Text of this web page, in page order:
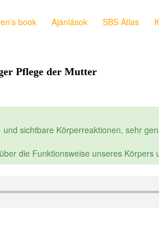
book Ajánlások SBS Atlas
Pflege der Mutter
sichtbare Körperreaktionen, sehr
die Funktionsweise unseres Körpers